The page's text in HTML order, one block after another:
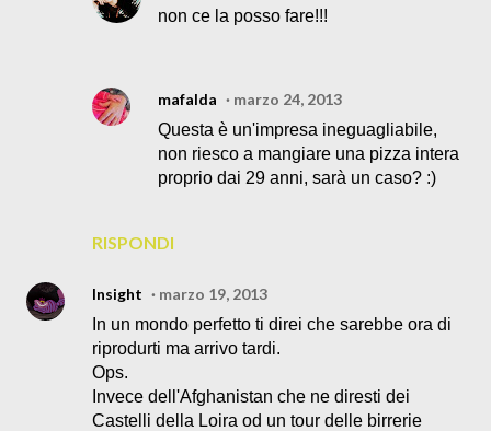
RISPONDI
non ce la posso fare!!!
mafalda
marzo 24, 2013
Questa è un'impresa ineguagliabile,
non riesco a mangiare una pizza intera
proprio dai 29 anni, sarà un caso? :)
Insight
marzo 19, 2013
In un mondo perfetto ti direi che sarebbe ora di
riprodurti ma arrivo tardi.
Ops.
Invece dell'Afghanistan che ne diresti dei
Castelli della Loira od un tour delle birrerie